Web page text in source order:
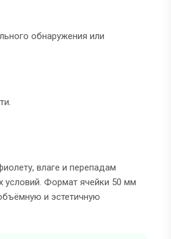
обнаружения или
влаге и перепадам
условий. Формат ячейки 50 мм
и эстетичную